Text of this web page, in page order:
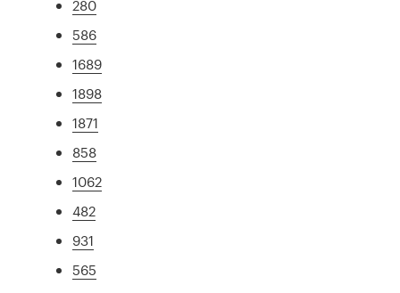
280
586
1689
1898
1871
858
1062
482
931
565